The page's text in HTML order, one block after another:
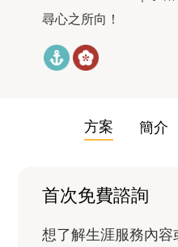
尋心之所向！
方案 簡介
首次免費諮詢
想了解生涯服務內